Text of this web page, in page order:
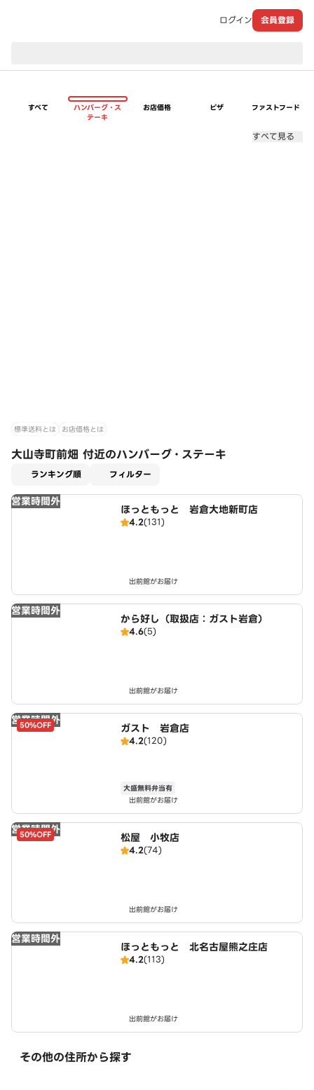
ログイン 会員登録
すべて
ハンバーグ・ス
テーキ
お店価格 ピザ ファストフード
すべて見る
標準送料とは お店価格とは
大山寺町前畑 付近のハンバーグ・ステーキ
ランキング順 フィルター
営業時間外
ほっともっと 岩倉大地新町店
4.2(131)
出前館がお届け
営業時間外
から好し（取扱店：ガスト岩倉）
4.6(5)
出前館がお届け
営業時間外
50%OFF ガスト 岩倉店
4.2(120)
大盛無料弁当有
出前館がお届け
営業時間外
50%OFF 松屋 小牧店
4.2(74)
出前館がお届け
営業時間外
ほっともっと 北名古屋熊之庄店
4.2(113)
出前館がお届け
その他の住所から探す